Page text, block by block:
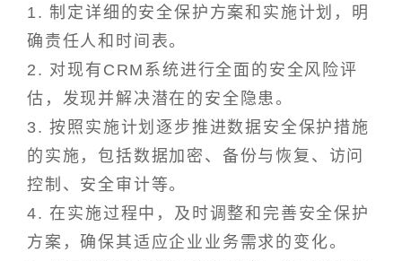
1. 制定详细的安全保护方案和实施计划，明
确责任人和时间表。
2. 对现有CRM系统进行全面的安全风险评
估，发现并解决潜在的安全隐患。
3. 按照实施计划逐步推进数据安全保护措施
的实施，包括数据加密、备份与恢复、访问
控制、安全审计等。
4. 在实施过程中，及时调整和完善安全保护
方案，确保其适应企业业务需求的变化。